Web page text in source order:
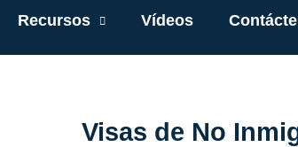
Recursos Vídeos
Visas de No